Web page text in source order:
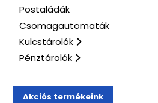
Postaládák
Csomagautomaták
Kulcstárolók
Pénztárolók
Akciós termékeink